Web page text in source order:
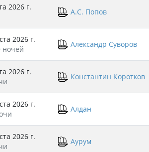
2026 г.
А.С. Попов
2026 г.
ночей
Александр Суворов
2026 г.
Константин Коротков
2026 г.
Алдан
2026 г.
Аурум